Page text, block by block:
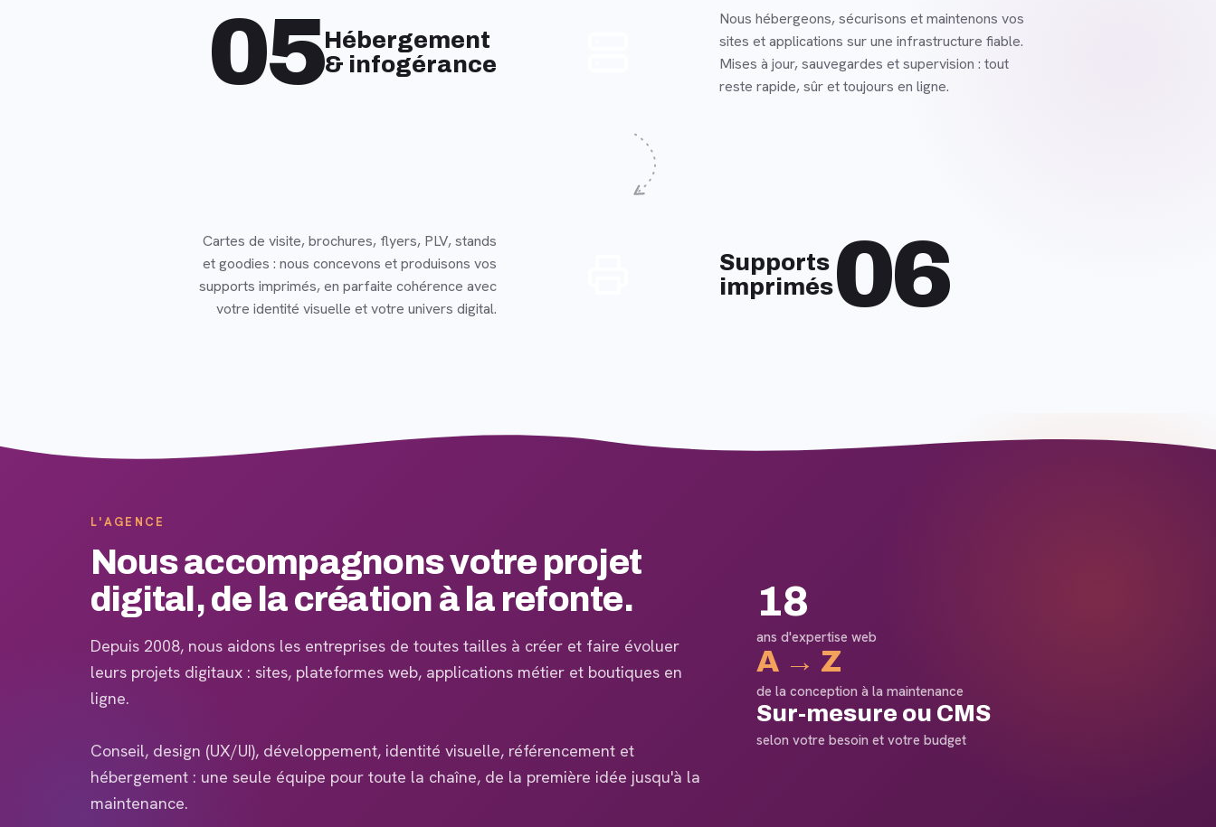
05Hébergement
& infogérance
Nous hébergeons, sécurisons et maintenons vos
sites et applications sur une infrastructure fiable.
Mises à jour, sauvegardes et supervision : tout
reste rapide, sûr et toujours en ligne.
Cartes de visite, brochures, flyers, PLV, stands
et goodies : nous concevons et produisons vos
supports imprimés, en parfaite cohérence avec
votre identité visuelle et votre univers digital.
Supports
imprimés06
L'AGENCE
Nous accompagnons votre projet
digital, de la création à la refonte.
Depuis 2008, nous aidons les entreprises de toutes tailles à créer et faire évoluer
leurs projets digitaux : sites, plateformes web, applications métier et boutiques en
ligne.
Conseil, design (UX/UI), développement, identité visuelle, référencement et
hébergement : une seule équipe pour toute la chaîne, de la première idée jusqu'à la
maintenance.
18
ans d'expertise web
A → Z
de la conception à la maintenance
Sur-mesure ou CMS
selon votre besoin et votre budget